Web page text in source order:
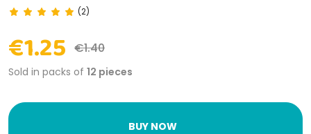
(2)
€1.25 €1.40
Sold in packs of 12 pieces
BUY NOW